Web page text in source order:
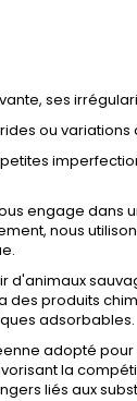
ses
ou
engage
nous
d'animaux
produits
adsorbables.
adopté
la
liés aux